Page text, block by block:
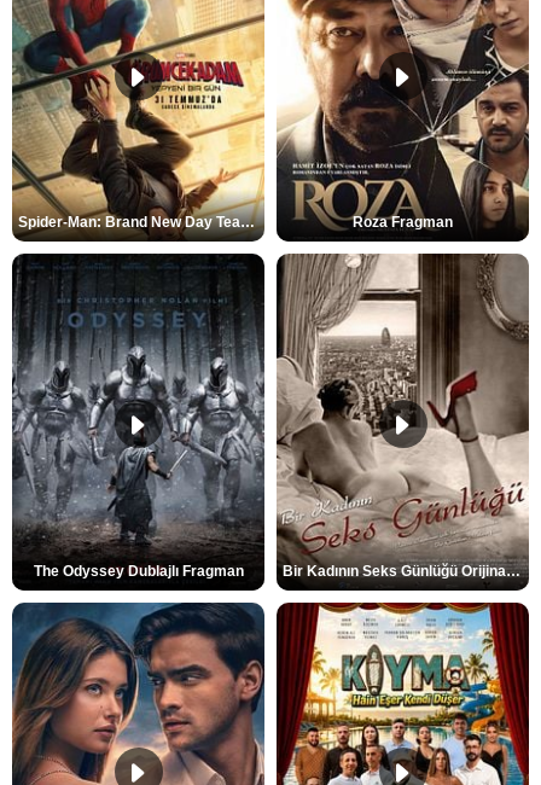
Spider-Man: Brand New Day Teaser Roza Fragman
The Odyssey Dublajlı Fragman Bir Kadının Seks Günlüğü Orijinal Fragman